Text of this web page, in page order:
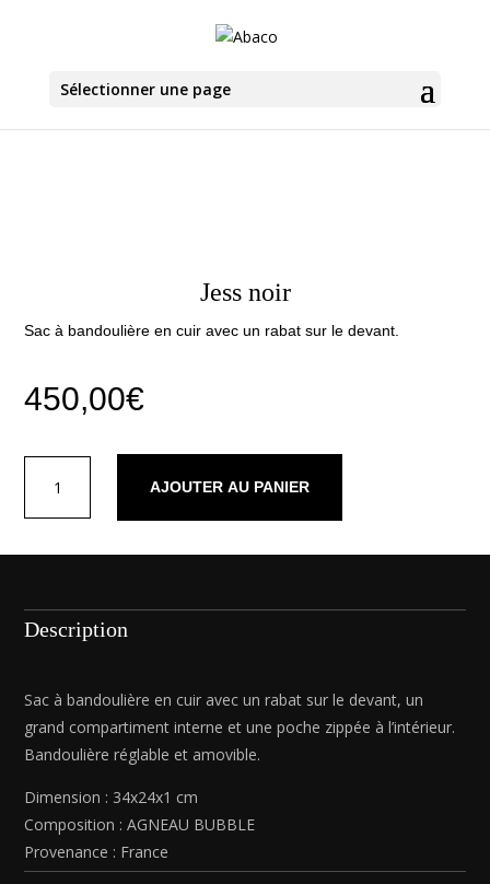
Sélectionner une page
Jess noir
Sac à bandoulière en cuir avec un rabat sur le devant.
450,00€
Jess
AJOUTER AU PANIER
Description
Sac à bandoulière en cuir avec un rabat sur le devant, un
grand compartiment interne et une poche zippée à l’intérieur.
Bandoulière réglable et amovible.
Dimension : 34x24x1 cm
Composition :AGNEAU BUBBLE
Provenance : France